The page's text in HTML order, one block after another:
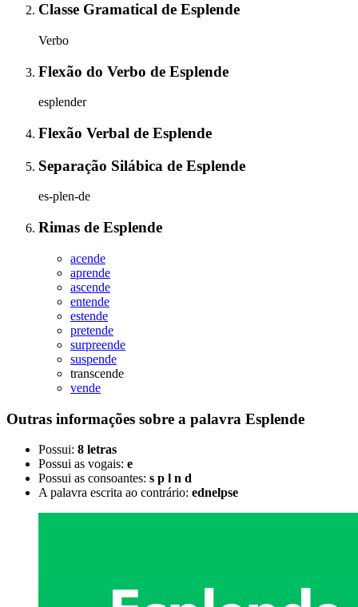
Classe Gramatical de Esplende
Verbo
Flexão do Verbo de Esplende
esplender
Flexão Verbal de Esplende
Separação Silábica de Esplende
es-plen-de
Rimas de Esplende
acende
aprende
ascende
entende
estende
pretende
surpreende
suspende
transcende
vende
Outras informações sobre a palavra Esplende
Possui: 8 letras
Possui as vogais: e
Possui as consoantes: s p l n d
A palavra escrita ao contrário: ednelpse